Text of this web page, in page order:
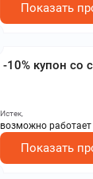
Показать
-10% купон со
Истек,
возможно работает
Показать